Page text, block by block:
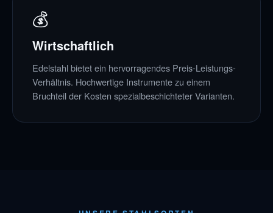
💰
Wirtschaftlich
Edelstahl bietet ein hervorragendes Preis-Leistungs-
Verhältnis. Hochwertige Instrumente zu einem
Bruchteil der Kosten spezialbeschichteter Varianten.